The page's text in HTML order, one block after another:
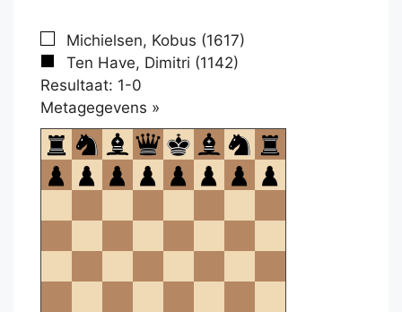
Michielsen, Kobus (1617)
Ten Have, Dimitri (1142)
Resultaat: 1-0
Metagegevens »
om
te
openen.